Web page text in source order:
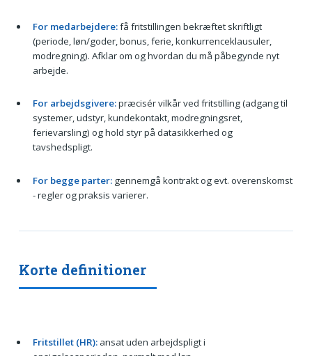
For medarbejdere:få fritstillingen bekræftet skriftligt
(periode, løn/goder, bonus, ferie, konkurrenceklausuler,
modregning). Afklar om og hvordan du må påbegynde nyt
arbejde.
For arbejdsgivere:præcisér vilkår ved fritstilling (adgang til
systemer, udstyr, kundekontakt, modregningsret,
ferievarsling) og hold styr på datasikkerhed og
tavshedspligt.
For begge parter:gennemgå kontrakt og evt. overenskomst
- regler og praksis varierer.
Korte definitioner
Fritstillet (HR):ansat uden arbejdspligt i